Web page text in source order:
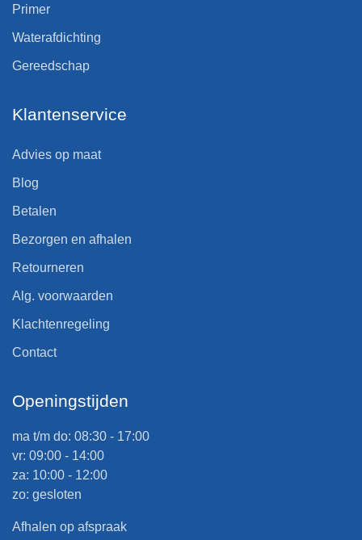
Primer
Waterafdichting
Gereedschap
Klantenservice
Advies op maat
Blog
Betalen
Bezorgen en afhalen
Retourneren
Alg. voorwaarden
Klachtenregeling
Contact
Openingstijden
ma t/m do: 08:30 - 17:00
vr: 09:00 - 14:00
za: 10:00 - 12:00
zo: gesloten
Afhalen op afspraak